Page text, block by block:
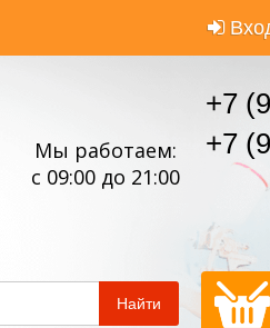
Мы работаем:
с 09:00 до 21:00
+7
+7
Найти